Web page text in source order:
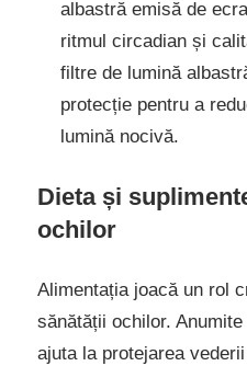
albastră emisă de
ritmul circadian și
filtre de lumină
protecție pentru a
lumină nocivă.
Dieta și
ochilor
Alimentația joacă un rol
sănătății ochilor.
ajuta la protejarea